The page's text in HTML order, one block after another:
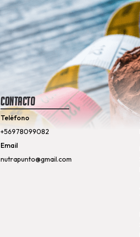
Contacto
Teléfono
+56978099082
Email
nutrapunto@gmail.com